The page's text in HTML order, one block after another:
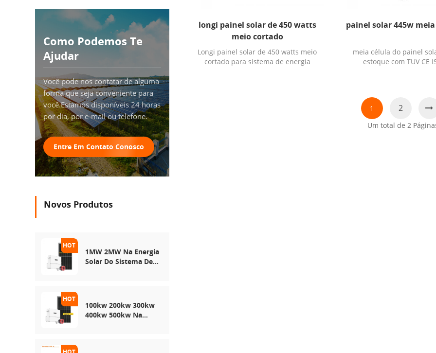
longi painel solar de 450 watts
meio cortado
Longi painel solar de 450 watts meio
cortado para sistema de energia
painel solar 445w
meia célula do painel
estoque com TUV CE
1 2
Um total de 2
Como Podemos Te
Ajudar
Você pode nos contatar de alguma
forma que seja conveniente para
você.Estamos disponíveis 24 horas
por dia, por e-mail ou telefone.
Entre Em Contato Conosco
Novos Produtos
1MW 2MW Na Energia
Solar Do Sistema De
100kw 200kw 300kw
400kw 500kw Na